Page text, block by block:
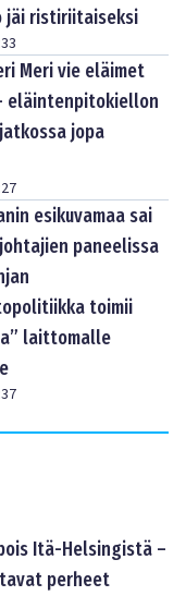
jäi ristiriitaiseksi
Meri vie eläimet
eläintenpitokiellon
jopa
esikuvamaa sai
paneelissa
toimii
laittomalle
Itä-Helsingistä –
perheet